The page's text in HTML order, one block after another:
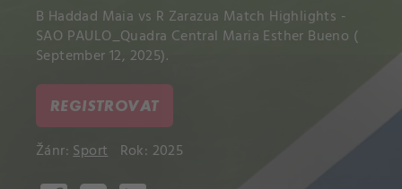
B Haddad Maia vs R Zarazua Match Highlights -
SAO PAULO_Quadra Central Maria Esther Bueno (
September 12, 2025).
REGISTROVAT
Žánr:Sport Rok: 2025